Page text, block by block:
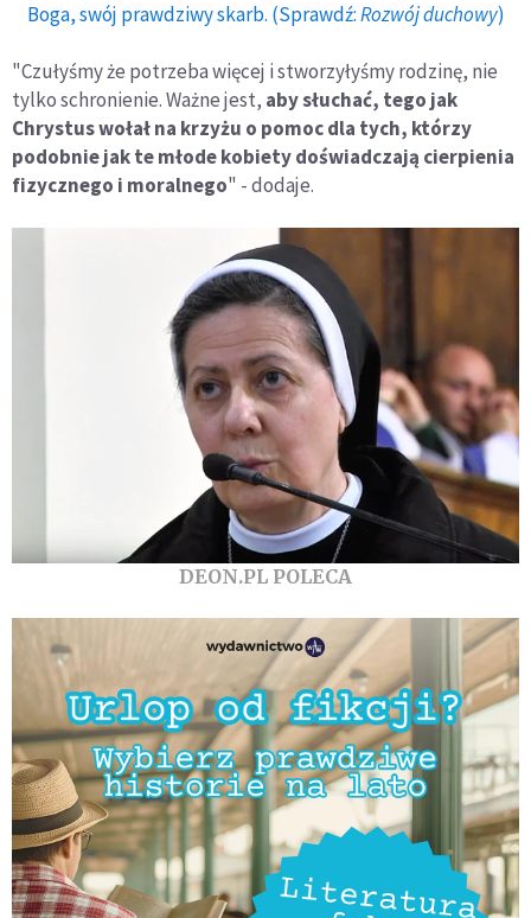
Boga, swój prawdziwy skarb. (Sprawdź:Rozwój duchowy)
"Czułyśmy że potrzeba więcej i stworzyłyśmy rodzinę, nie
tylko schronienie. Ważne jest, aby słuchać, tego jak
Chrystus wołał na krzyżu o pomoc dla tych, którzy
podobnie jak te młode kobiety doświadczają cierpienia
fizycznego i moralnego" - dodaje.
DEON.PL POLECA